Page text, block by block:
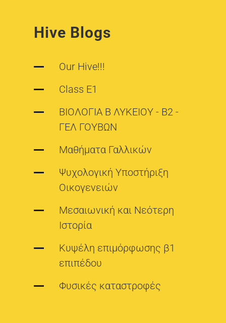
Hive Blogs
Our Hive!!!
Class E1
ΒΙΟΛΟΓΙΑ Β ΛΥΚΕΙΟΥ - Β2 -
ΓΕΛ ΓΟΥΒΩΝ
Μαθήματα Γαλλικών
Ψυχολογική Υποστήριξη
Οικογενειών
Μεσαιωνική και Νεότερη
Ιστορία
Κυψέλη επιμόρφωσης β1
επιπέδου
Φυσικές καταστροφές